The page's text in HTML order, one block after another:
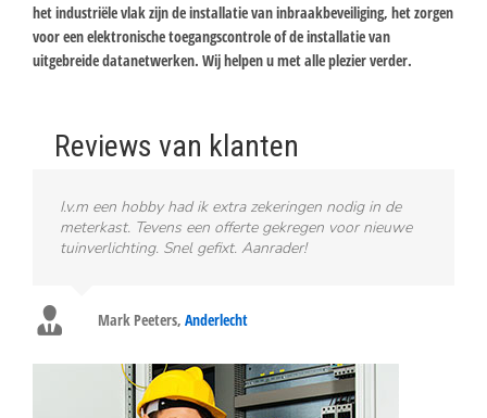
het industriële vlak zijn de installatie van inbraakbeveiliging, het zorgen
voor een elektronische toegangscontrole of de installatie van
uitgebreide datanetwerken. Wij helpen u met alle plezier verder.
Reviews van klanten
I.v.m een hobby had ik extra zekeringen nodig in de
meterkast. Tevens een offerte gekregen voor nieuwe
tuinverlichting. Snel gefixt. Aanrader!
Mark Peeters, Anderlecht